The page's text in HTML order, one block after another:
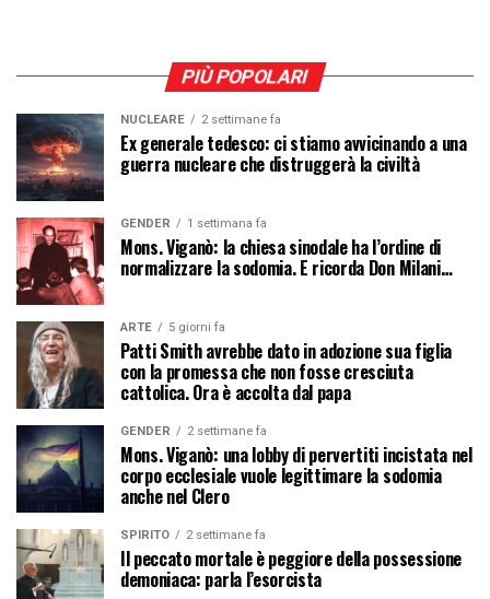
PIÙ POPOLARI
NUCLEARE 2 settimane fa
Ex generale tedesco: ci stiamo avvicinando a una
guerra nucleare che distruggerà la civiltà
GENDER 1 settimana fa
Mons. Viganò: la chiesa sinodale ha l’ordine di
normalizzare la sodomia. E ricorda Don Milani…
ARTE 5 giorni fa
Patti Smith avrebbe dato in adozione sua figlia
con la promessa che non fosse cresciuta
cattolica. Ora è accolta dal papa
GENDER 2 settimane fa
Mons. Viganò: una lobby di pervertiti incistata nel
corpo ecclesiale vuole legittimare la sodomia
anche nel Clero
SPIRITO 2 settimane fa
Il peccato mortale è peggiore della possessione
demoniaca: parla l’esorcista